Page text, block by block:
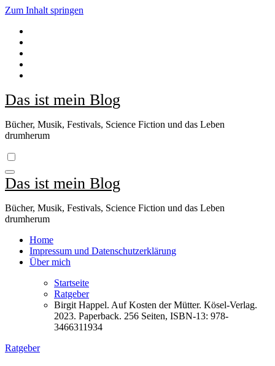
Zum Inhalt springen
Das ist mein Blog
Bücher, Musik, Festivals, Science Fiction und das Leben
drumherum
Das ist mein Blog
Bücher, Musik, Festivals, Science Fiction und das Leben
drumherum
Home
Impressum und Datenschutzerklärung
Über mich
Startseite
Ratgeber
Birgit Happel. Auf Kosten der Mütter. Kösel-Verlag.
2023. Paperback. 256 Seiten, ISBN-13‏: ‎978-
3466311934
Ratgeber